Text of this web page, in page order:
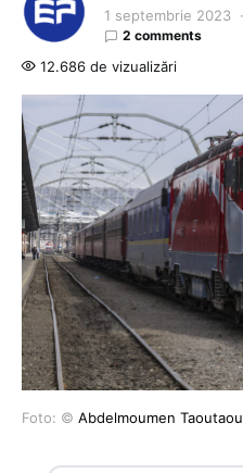
1 septembrie 2023
2 comments
12.686 de vizualizări
Foto: © Abdelmoumen Taoutaou